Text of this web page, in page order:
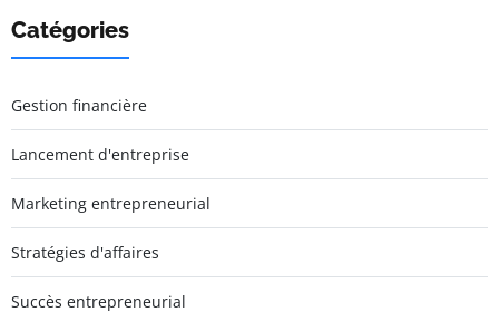
Catégories
Gestion financière
Lancement d'entreprise
Marketing entrepreneurial
Stratégies d'affaires
Succès entrepreneurial